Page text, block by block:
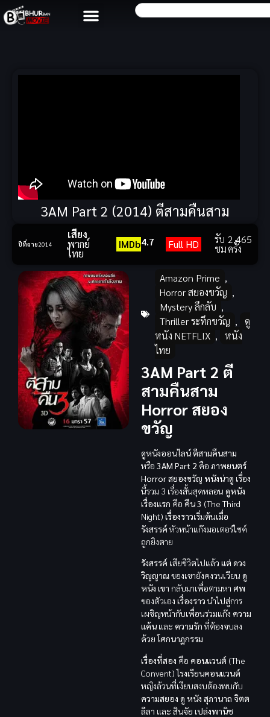
3AM Part 2 (2014) ตีสามคืนสาม
ปีที่ฉาย2014
เสียง
พากย์
ไทย
IMDb4.7 Full HD รับ
ชม
2,465
ครั้ง
Amazon Prime ,
Horror สยองขวัญ ,
Mystery ลึกลับ ,
Thriller ระทึกขวัญ ,
ดู
หนัง NETFLIX ,
หนัง
ไทย
3AM Part 2 ตี
สามคืนสาม
Horror สยอง
ขวัญ
ดูหนังออนไลน์ ตีสามคืนสาม
หรือ 3AM Part 2 คือ ภาพยนตร์
Horror สยองขวัญ หนังน่าดู เรื่อง
นี้รวม 3 เรื่องสั้นสุดหลอน ดูหนัง
เรื่องแรก คือ คืน 3 (The Third
Night) เรื่องราวเริ่มต้นเมื่อ
รังสรรค์ หัวหน้าแก๊งมอเตอร์ไซค์
ถูกยิงตาย
รังสรรค์ เสียชีวิตไปแล้ว แต่ ดวง
วิญญาณของเขายังคงวนเวียน ดู
หนัง เขา กลับมาเพื่อตามหา ศพ
ของตัวเอง เรื่องราว นำไปสู่การ
เผชิญหน้ากับเพื่อนร่วมแก๊ง ความ
แค้น และ ความรัก ที่ต้องจบลง
ด้วยโศกนาฏกรรม
เรื่องที่สอง คือ คอนแวนต์ (The
Convent)โรงเรียนคอนแวนต์
หญิงล้วนที่เงียบสงบต้องพบกับ
ความสยอง ดู หนัง สุภานาถ จิตต
ลีลา และ สินจัย เปล่งพานิช